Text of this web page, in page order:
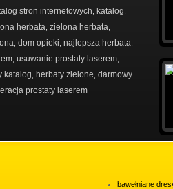
stron internetowych katalog
herbata zielona herbata
dom opieki najlepsza herbata
usuwanie prostaty laserem
katalog herbaty zielone darmowy
prostaty laserem
bawełniane